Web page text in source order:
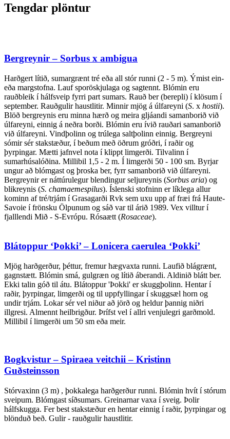
Tengdar plöntur
Bergreynir – Sorbus x ambigua
Harðgert lítið, sumargrænt tré eða all stór runni (2 - 5 m). Ýmist ein-
eða margstofna. Lauf sporöskjulaga og sagtennt. Blómin eru
rauðbleik í hálfsveip fyrri part sumars. Rauð ber (berepli) í klösum í
september. Rauðgulir haustlitir. Minnir mjög á úlfareyni (S. x hostii).
Blöð bergreynis eru minna hærð og meira gljáandi samanborið við
úlfareyni, einnig á neðra borði. Blómin eru ívið rauðari samanborið
við úlfareyni. Vindþolinn og trúlega saltþolinn einnig. Bergreyni
sómir sér stakstæður, í beðum með öðrum gróðri, í raðir og
þyrpingar. Mætti jafnvel nota í klippt limgerði. Tilvalinn í
sumarhúsalóðina. Millibil 1,5 - 2 m. Í limgerði 50 - 100 sm. Byrjar
ungur að blómgast og þroska ber, fyrr samanborið við úlfareyni.
Bergreynir er náttúrulegur blendingur seljureynis (Sorbus aria) og
blikreynis (S. chamaemespilus). Íslenski stofninn er líklega allur
kominn af tré/trjám í Grasagarði Rvk sem uxu upp af fræi frá Haute-
Savoie í frönsku Ölpunum og sáð var til árið 1989. Vex villtur í
fjalllendi Mið - S-Evrópu. Rósaætt (Rosaceae).
Blátoppur ‘Þokki’ – Lonicera caerulea ‘Þokki’
Mjög harðgerður, þéttur, fremur hægvaxta runni. Laufið blágrænt,
gagnstætt. Blómin smá, gulgræn og lítið áberandi. Aldinið blátt ber.
Ekki talin góð til átu. Blátoppur 'Þokki' er skuggþolinn. Hentar í
raðir, þyrpingar, limgerði og til uppfyllingar í skuggsæl horn og
undir trjám. Lokar sér vel niður að jörð og heldur þannig niðri
illgresi. Almennt heilbrigður. Þrífst vel í allri venjulegri garðmold.
Millibil í limgerði um 50 sm eða meir.
Bogkvistur – Spiraea veitchii – Kristinn
Guðsteinsson
Stórvaxinn (3 m) , þokkalega harðgerður runni. Blómin hvít í stórum
sveipum. Blómgast síðsumars. Greinarnar vaxa í sveig. Þolir
hálfskugga. Fer best stakstæður en hentar einnig í raðir, þyrpingar og
blönduð beð. Gulir - rauðgulir haustlitir.